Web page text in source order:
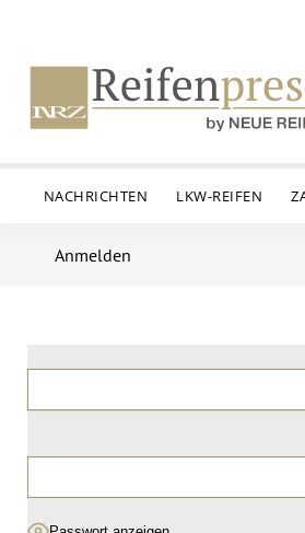
NACHRICHTEN LKW-REIFEN
Anmelden